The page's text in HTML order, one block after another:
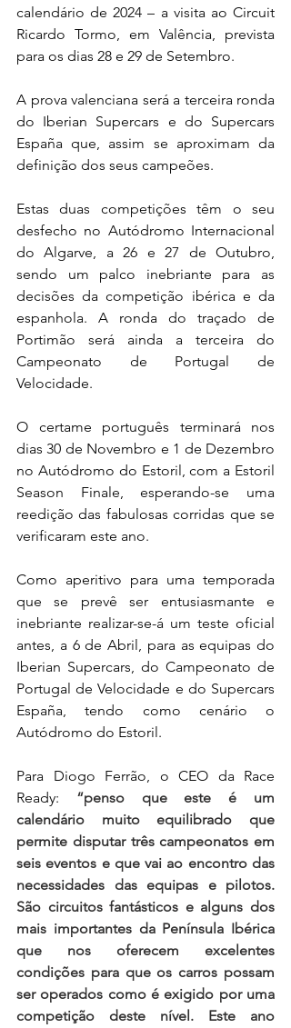
calendário de 2024 – a visita ao Circuit
Ricardo Tormo, em Valência, prevista
para os dias 28 e 29 de Setembro.
A prova valenciana será a terceira ronda
do Iberian Supercars e do Supercars
España que, assim se aproximam da
definição dos seus campeões.
Estas duas competições têm o seu
desfecho no Autódromo Internacional
do Algarve, a 26 e 27 de Outubro,
sendo um palco inebriante para as
decisões da competição ibérica e da
espanhola. A ronda do traçado de
Portimão será ainda a terceira do
Campeonato de Portugal de
Velocidade.
O certame português terminará nos
dias 30 de Novembro e 1 de Dezembro
no Autódromo do Estoril, com a Estoril
Season Finale, esperando-se uma
reedição das fabulosas corridas que se
verificaram este ano.
Como aperitivo para uma temporada
que se prevê ser entusiasmante e
inebriante realizar-se-á um teste oficial
antes, a 6 de Abril, para as equipas do
Iberian Supercars, do Campeonato de
Portugal de Velocidade e do Supercars
España, tendo como cenário o
Autódromo do Estoril.
Para Diogo Ferrão, o CEO da Race
Ready: “penso que este é um
calendário muito equilibrado que
permite disputar três campeonatos em
seis eventos e que vai ao encontro das
necessidades das equipas e pilotos.
São circuitos fantásticos e alguns dos
mais importantes da Península Ibérica
que nos oferecem excelentes
condições para que os carros possam
ser operados como é exigido por uma
competição deste nível. Este ano